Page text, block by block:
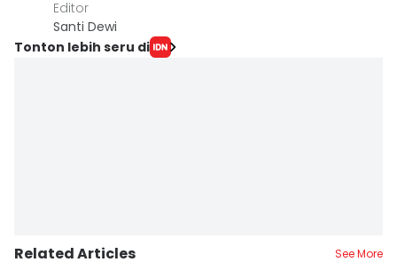
Editor
Santi Dewi
Tonton lebih seru di
Related Articles See More